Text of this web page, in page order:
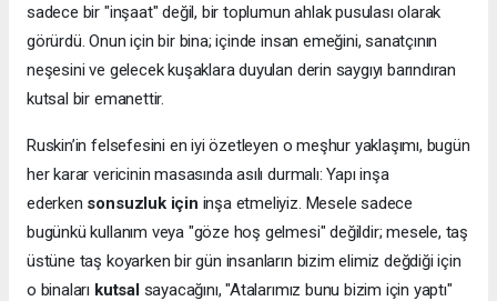
sadece bir "inşaat" değil, bir toplumun ahlak pusulası olarak
görürdü. Onun için bir bina; içinde insan emeğini, sanatçının
neşesini ve gelecek kuşaklara duyulan derin saygıyı barındıran
kutsal bir emanettir.
Ruskin’in felsefesini en iyi özetleyen o meşhur yaklaşımı, bugün
her karar vericinin masasında asılı durmalı: Yapı inşa
ederken sonsuzluk için inşa etmeliyiz. Mesele sadece
bugünkü kullanım veya "göze hoş gelmesi" değildir; mesele, taş
üstüne taş koyarken bir gün insanların bizim elimiz değdiği için
o binaları kutsalsayacağını, "Atalarımız bunu bizim için yaptı"